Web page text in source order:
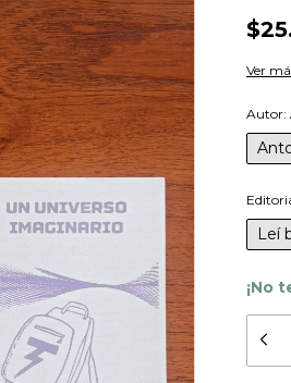
Ver
Autor:
Leí
¡No